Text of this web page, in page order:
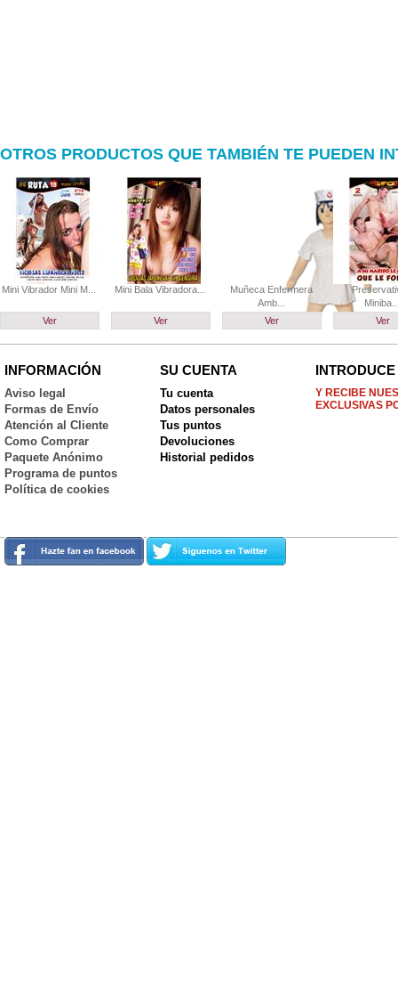
OTROS PRODUCTOS QUE TAMBIÉN TE PUEDEN
Mini Vibrador Mini M...
Ver
Mini Bala Vibradora...
Ver
Muñeca Enfermera
Amb...
Ver
Ver
INFORMACIÓN
Aviso legal
Formas de Envío
Atención al Cliente
Como Comprar
Paquete Anónimo
Programa de puntos
Política de cookies
SU CUENTA
Tu cuenta
Datos personales
Tus puntos
Devoluciones
Historial pedidos
Y RECIBE
EXCLUSIVAS